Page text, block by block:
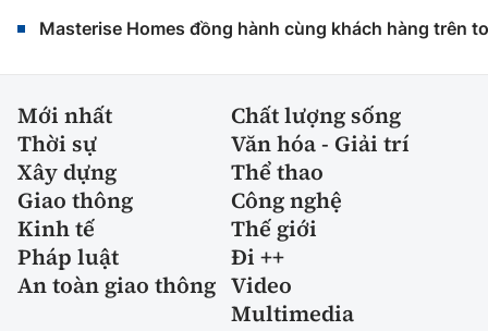
Masterise Homes đồng hành cùng khách hàng trên
Mới nhất
Chất lượng sống
Thời sự
Văn hóa - Giải trí
Xây dựng
Thể thao
Giao thông
Công nghệ
Kinh tế
Thế giới
Pháp luật
Đi ++
An toàn giao thông Video
Multimedia